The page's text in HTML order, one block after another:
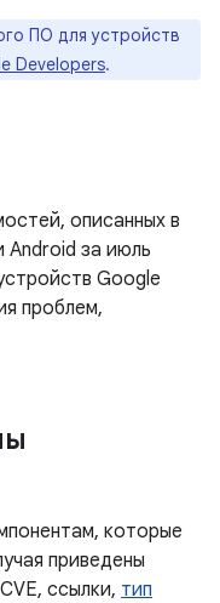
ПО для устройств
Developers.
описанных в
Android за июль
Google
проблем,
которые
приведены
ссылки, тип